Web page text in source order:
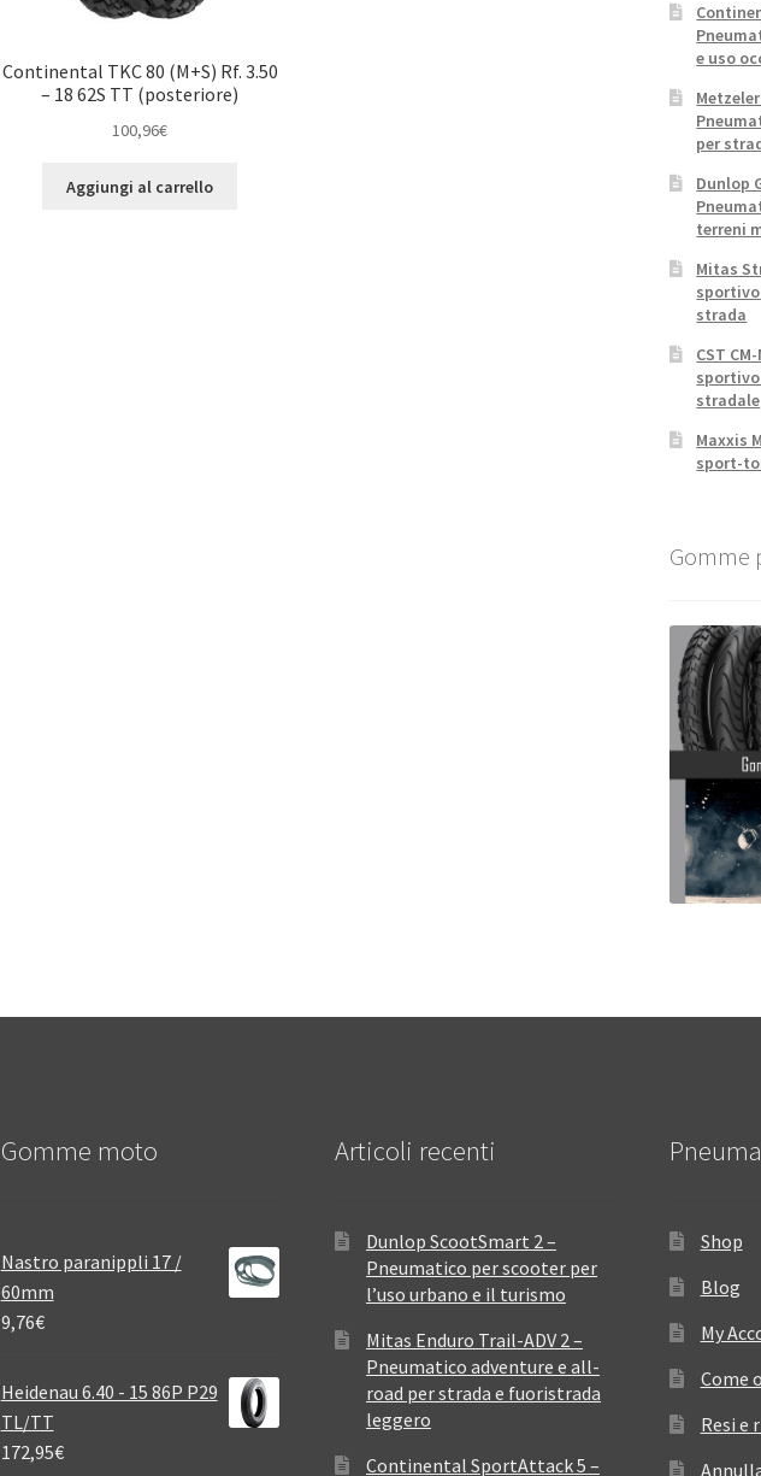
Continental TKC 80 (M+S) Rf. 3.50
– 18 62S TT (posteriore)
100,96€
Aggiungi al carrello
e uso
per
Dunlop
terreni
Mitas
strada
CST
stradale
Maxxis
sport-
Gomme
Gomme moto
Nastro paranippli 17 /
60mm
9,76€
Heidenau 6.40 - 15 86P P29
TL/TT
172,95€
Articoli recenti
Dunlop ScootSmart 2 –
Pneumatico per scooter per
l’uso urbano e il turismo
Mitas Enduro Trail-ADV 2 –
Pneumatico adventure e all-
road per strada e fuoristrada
leggero
Continental SportAttack 5 –
Shop
Blog
My
Come
Resi e